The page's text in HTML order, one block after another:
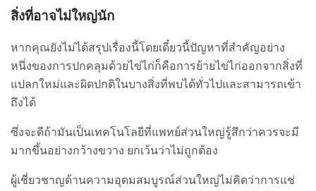
สิ่งที่อาจไม่ใหญ่นัก
หากคุณยังไม่ได้สรุปเรื่องนี้โดยเดี๋ยวนี้ปัญหาที่สำคัญอย่าง
หนึ่งของการปกคลุมด้วยไข่ไก่ก็คือการย้ายไข่ไก่ออกจากสิ่งที่
แปลกใหม่และผิดปกติในบางสิ่งที่พบได้ทั่วไปและสามารถเข้า
ถึงได้
ซึ่งจะดีถ้ามันเป็นเทคโนโลยีที่แพทย์ส่วนใหญ่รู้สึกว่าควรจะมี
มากขึ้นอย่างกว้างขวาง ยกเว้นว่าไม่ถูกต้อง
ผู้เชี่ยวชาญด้านความอุดมสมบูรณ์ส่วนใหญ่ไม่คิดว่าการแช่